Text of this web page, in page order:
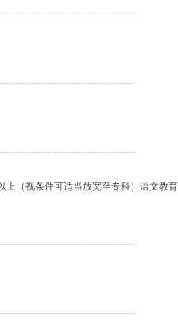
（视条件可适当放宽至专科）语文教